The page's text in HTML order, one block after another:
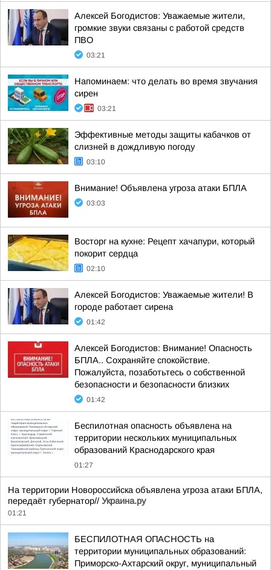
Алексей Богодистов: Уважаемые жители,
громкие звуки связаны с работой средств
ПВО
03:21
Напоминаем: что делать во время звучания
сирен
03:21
Эффективные методы защиты кабачков от
слизней в дождливую погоду
03:10
Внимание! Объявлена угроза атаки БПЛА
03:03
Восторг на кухне: Рецепт хачапури, который
покорит сердца
02:10
Алексей Богодистов: Уважаемые жители! В
городе работает сирена
01:42
Алексей Богодистов: Внимание! Опасность
БПЛА.. Сохраняйте спокойствие.
Пожалуйста, позаботьтесь о собственной
безопасности и безопасности близких
01:42
Беспилотная опасность объявлена на
территории нескольких муниципальных
образований Краснодарского края
01:27
На территории Новороссийска объявлена угроза атаки БПЛА,
передаёт губернатор// Украина.ру
01:21
БЕСПИЛОТНАЯ ОПАСНОСТЬ на
территории муниципальных образований:
Приморско-Ахтарский округ, муниципальный